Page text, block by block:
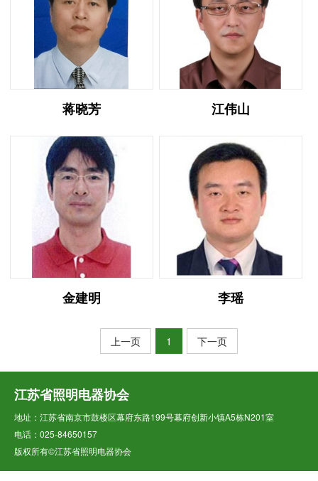
蒋晓芳 江伟山
金建明 李瑶
上一页 1 下一页
江苏省照明电器协会
地址：江苏省南京市鼓楼区幕府东路199号幕府创新小镇A5栋N201室
电话：025-84650157
版权所有©江苏省照明电器协会